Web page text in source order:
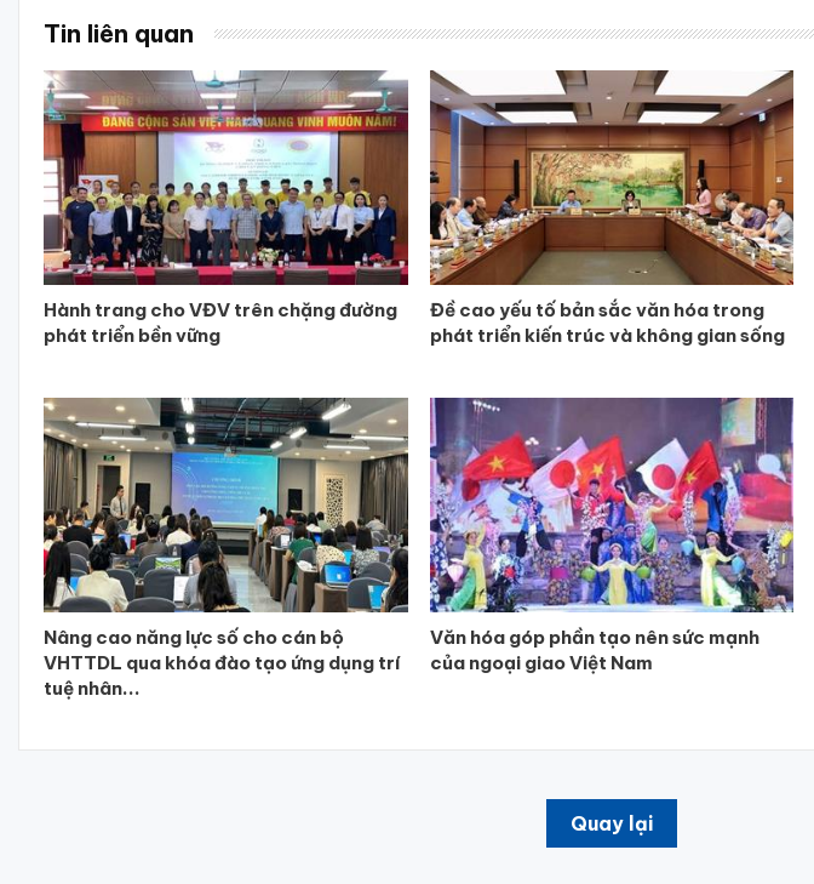
Tin liên quan
Hành trang cho VĐV trên chặng đường
phát triển bền vững
Đề cao yếu tố bản sắc văn hóa trong
phát triển kiến trúc và không gian sống
Nâng cao năng lực số cho cán bộ
VHTTDL qua khóa đào tạo ứng dụng trí
tuệ nhân...
Văn hóa góp phần tạo nên sức mạnh
của ngoại giao Việt Nam
Quay lại